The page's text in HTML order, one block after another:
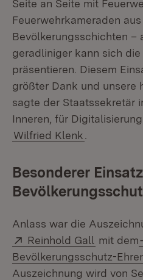
Seite an Seite mit
Feuerwehrkameraden
Bevölkerungsschichten –
geradliniger kann sich
präsentieren. Diesem
größter Dank und unsere
sagte der Staatssekretär
Inneren, für
Wilfried Klenk
Besonderer
Anlass war die
Extern:
Reinhold Gall (Öffnet
mit dem
Bevölkerungsschutz-
Auszeichnung wird von